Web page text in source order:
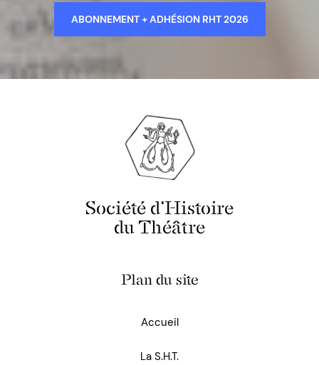
ABONNEMENT + ADHÉSION RHT 2026
Société d'Histoire
du Théâtre
Plan du site
Accueil
La S.H.T.